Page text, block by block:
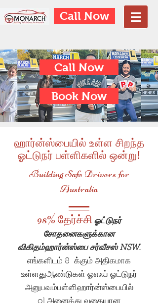
Call Now
Call Now
Book Now
ஹார்ன்ஸ்பையில் உள்ள சிறந்த
ஓட்டுநர் பள்ளிகளில் ஒன்று!
Building Safe Drivers for
Australia
98% தேர்ச்சி ஓட்டுநர்
சோதனைகளுக்கான
விகிதம்ஹார்ன்ஸ்பை சர்வீசஸ் NSW.
எங்களிடம் 8 க்கும் அதிகமாக
உள்ளதுஆண்டுகள் ஓஎஃப் ஓட்டுநர்
அனுபவம்பள்ளிஹார்ன்ஸ்பையில்
ol.அனைத்து வகையான